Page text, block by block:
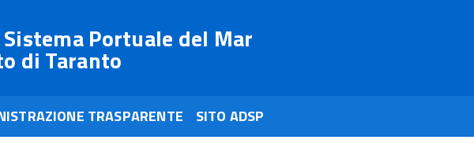
Portuale del Mar
di Taranto
TRASPARENTE
SITO ADSP